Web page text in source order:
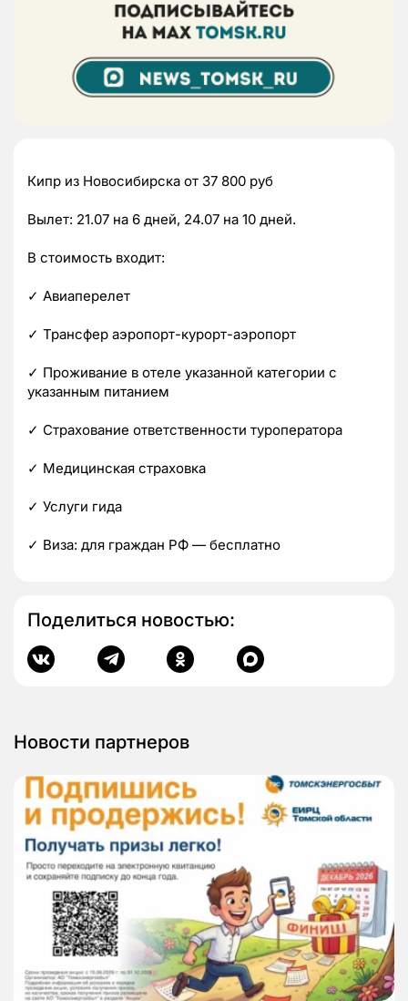
Кипр из Новосибирска от 37 800 руб
Вылет: 21.07 на 6 дней, 24.07 на 10 дней.
В стоимость входит:
✓ Авиаперелет
✓ Трансфер аэропорт-курорт-аэропорт
✓ Проживание в отеле указанной категории с
указанным питанием
✓ Страхование ответственности туроператора
✓ Медицинская страховка
✓ Услуги гида
✓ Виза: для граждан РФ — бесплатно
Поделиться новостью:
Новости партнеров